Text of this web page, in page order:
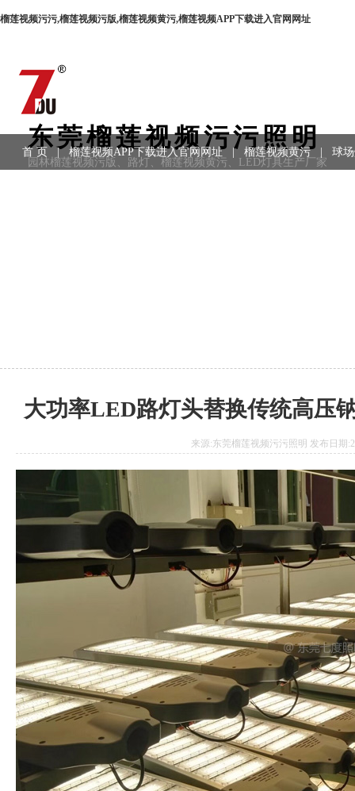
榴莲视频污污,榴莲视频污版,榴莲视频黄污,榴莲视频APP下载进入官网网址
东莞榴莲视频污污照明
园林榴莲视频污版、路灯、榴莲视频黄污、LED灯具生产厂家
首 页 | 榴莲视频APP下载进入官网网址 | 榴莲视频黄污 球
大功率LED路灯头替换传统高压
来源:东莞榴莲视频污污照明 发布日期